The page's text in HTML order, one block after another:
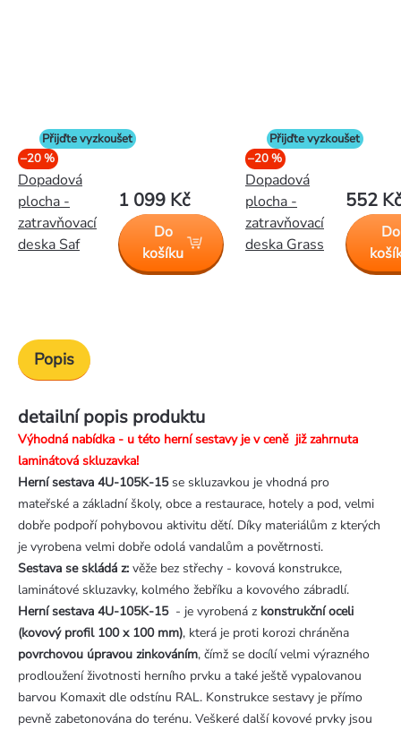
Přijďte vyzkoušet
–20 %
Dopadová
plocha -
zatravňovací
deska Saf
1 099 Kč
Do
košíku
Přijďte vyzkoušet
–20 %
Dopadová
plocha -
zatravňovací
deska Grass
552 Kč
Do
Popis
detailní popis produktu
Výhodná nabídka - u této herní sestavy je v ceně již zahrnuta
laminátová skluzavka!
Herní sestava 4U-105K-15se skluzavkou je vhodná pro
mateřské a základní školy, obce a restaurace, hotely a pod, velmi
dobře podpoří pohybovou aktivitu dětí. Díky materiálům z kterých
je vyrobena velmi dobře odolá vandalům a povětrnosti.
Sestava se skládá z: věže bez střechy - kovová konstrukce,
laminátové skluzavky, kolmého žebříku a kovového zábradlí.
Herní sestava 4U-105K-15- je vyrobená z konstrukční oceli
(kovový profil 100 x 100 mm), která je proti korozi chráněna
povrchovou úpravou zinkováním, čímž se docílí velmi výrazného
prodloužení životnosti herního prvku a také ještě vypalovanou
barvou Komaxit dle odstínu RAL. Konstrukce sestavy je přímo
pevně zabetonována do terénu. Veškeré další kovové prvky jsou